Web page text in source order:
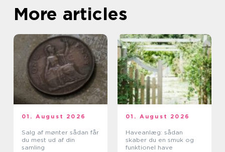
More articles
01. August 2026
Salg af mønter sådan får
du mest ud af din
samling
01. August 2026
Haveanlæg: sådan
skaber du en smuk og
funktionel have